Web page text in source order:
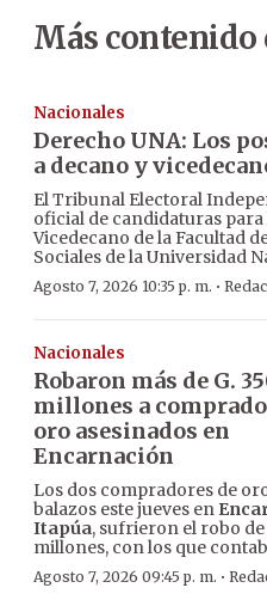
Más contenido
Nacionales
Derecho UNA: Los
a decano y
El Tribunal Electoral
oficial de candidaturas
Vicedecano de la Facultad
Sociales de la Universidad
Agosto 7, 2026 10:35 p. m. ·
Nacionales
Robaron más de G.
millones a
oro asesinados en
Encarnación
Los dos compradores de
balazos este jueves en
Itapúa, sufrieron el robo
millones, con los que
Agosto 7, 2026 09:45 p. m. ·